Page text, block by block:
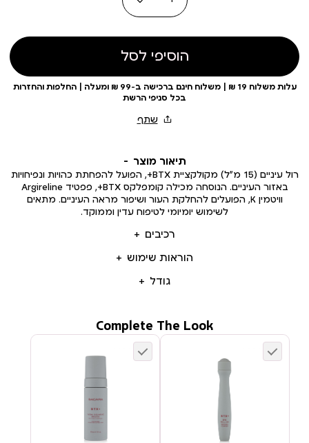
הוסיפי לסל
עלות משלוח 19 ₪ | משלוח חינם ברכישה ב-99 ₪ ומעלה | החלפות והחזרות
בכל סניפי הרשת
תיאור מוצר
רכיבים
הוראות שימוש
גודל
רול עיניים (15 מ”ל) מקולקציית BTX+, הפועל להפחתת כהויות ונפיחויות
באזור העיניים. הנוסחה מכילה קומפלקס BTX+, פפטיד Argireline
וויטמין K, הפועלים להחלקת העור ושיפור מראה העיניים. מתאים
לשימוש יומיומי לטיפוח עדין וממוקד.
Complete The Look